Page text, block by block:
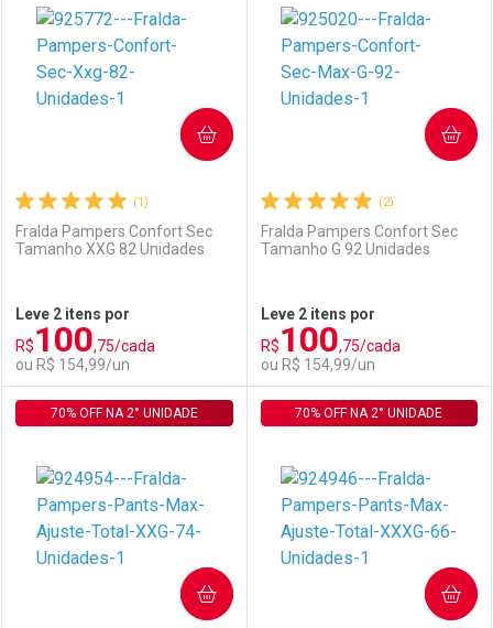
Laboratório
Comprar sem Desconto
Por R$ 95,90/cada
Por Menos
Comprar sem Desconto
Por R$ 95,90/cada
Laboratório
Comprar sem Desconto
Por R$ 117,50/cada
Por Menos
Comprar sem Desconto
Por R$ 117,50/cada
(1)
Fralda Pampers Confort Sec
Tamanho XXG 82 Unidades
Leve 2 itens por
R$100,75/cada
ou R$ 154,99/un
COMPRAR
FECHAR
Laboratório
FECHAR
Por Menos
(2)
Fralda Pampers Confort Sec
Tamanho G 92 Unidades
Leve 2 itens por
R$100,75/cada
ou R$ 154,99/un
COMPRAR
Laboratório
Por Menos
70% OFF NA 2° UNIDADE
COMPRAR
70% OFF NA 2° UNIDADE
COMPRAR